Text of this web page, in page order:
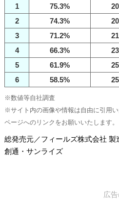
1
75.3%
2
74.3%
3
71.2%
4
66.3%
5
61.9%
6
58.5%
※数値等自社調査
※サイト内の画像や情報は自由に引用
ページへのリンクをお願いいたします。
総発売元／フィールズ株式会社
創通・サンライズ
広